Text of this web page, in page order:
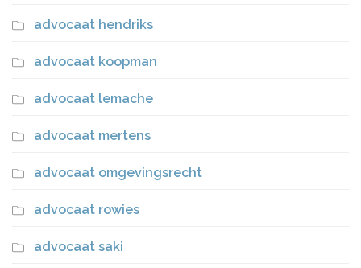
advocaat hendriks
advocaat koopman
advocaat lemache
advocaat mertens
advocaat omgevingsrecht
advocaat rowies
advocaat saki